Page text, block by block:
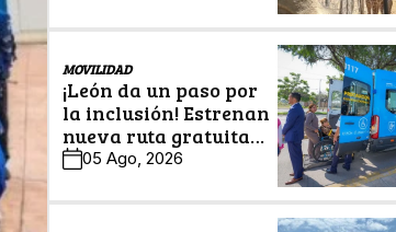
MOVILIDAD
¡León da un paso por
la inclusión! Estrenan
nueva ruta gratuita
para personas con
05 Ago, 2026